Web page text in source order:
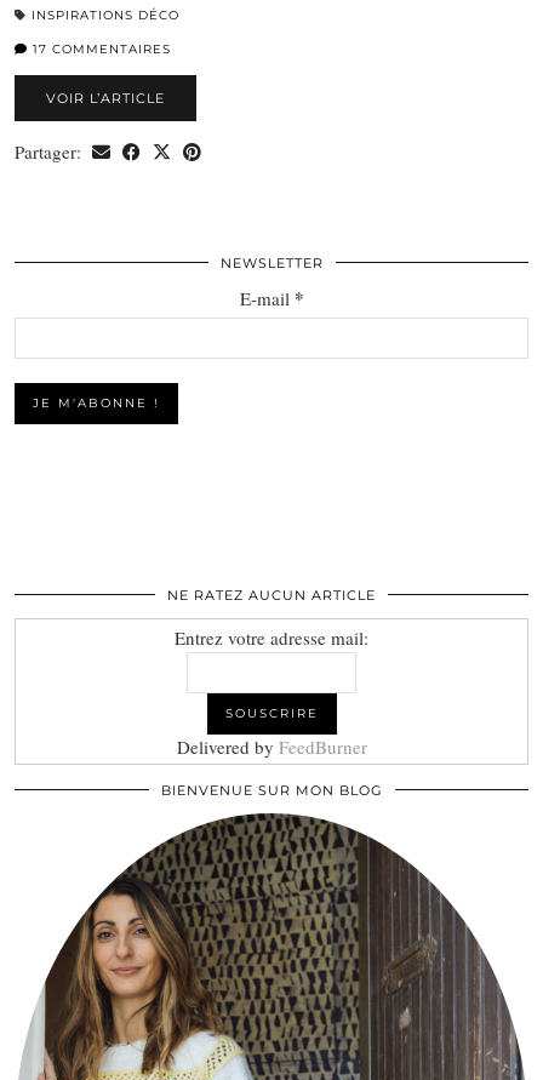
INSPIRATIONS DÉCO
17 COMMENTAIRES
VOIR L’ARTICLE
Partager:
NEWSLETTER
E-mail *
NE RATEZ AUCUN ARTICLE
Entrez votre adresse mail:
Delivered by FeedBurner
BIENVENUE SUR MON BLOG